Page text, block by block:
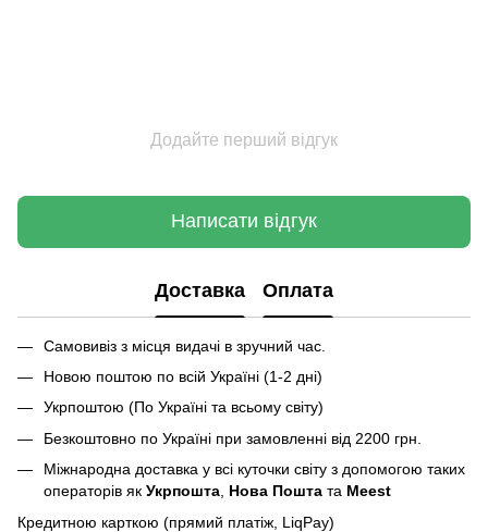
Додайте перший відгук
Написати відгук
Доставка Оплата
Самовивіз з місця видачі в зручний час.
Новою поштою по всій Україні (1-2 дні)
Укрпоштою (По Україні та всьому світу)
Безкоштовно по Україні при замовленні від 2200 грн.
Міжнародна доставка у всі куточки світу з допомогою таких
операторів як Укрпошта Нова Пошта та Meest
Кредитною карткою (прямий платіж, LiqPay)